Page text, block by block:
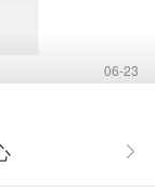
06-23